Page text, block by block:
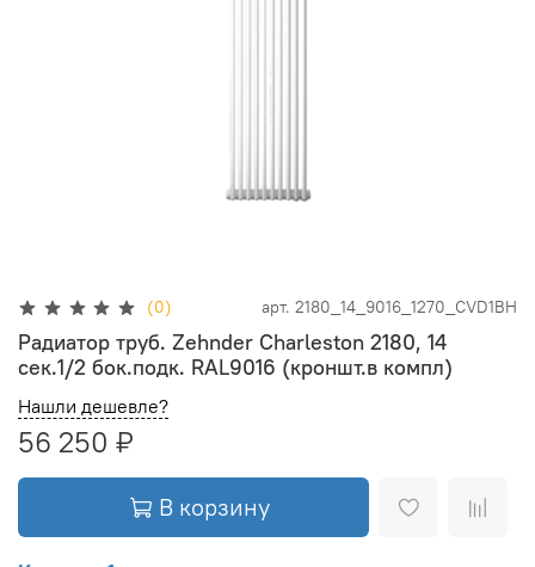
(0) арт. 2180_14_9016_1270_CVD1BH
Радиатор труб. Zehnder Charleston 2180, 14
сек.1/2 бок.подк. RAL9016 (кроншт.в компл)
Нашли дешевле?
56 250 ₽
В корзину